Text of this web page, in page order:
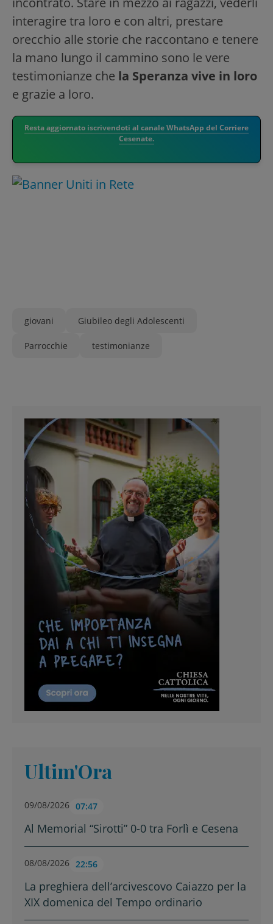
interagire tra loro e con altri, prestare
orecchio alle storie che raccontano e tenere
la mano lungo il cammino sono le vere
testimonianze che la Speranza vive in loro
e grazie a loro.
Resta aggiornato iscrivendoti al canale WhatsApp del Corriere
Cesenate.
giovani Giubileo degli Adolescenti
Parrocchie testimonianze
Ultim'Ora
09/08/2026 07:47
Al Memorial “Sirotti” 0-0 tra Forlì e Cesena
08/08/2026 22:56
La preghiera dell’arcivescovo Caiazzo per la
XIX domenica del Tempo ordinario